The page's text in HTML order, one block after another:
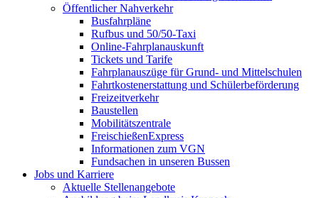
Öffentlicher Nahverkehr
Busfahrpläne
Rufbus und 50/50-Taxi
Online-Fahrplanauskunft
Tickets und Tarife
Fahrplanauszüge für Grund- und Mittelschulen
Fahrtkostenerstattung und Schülerbeförderung
Freizeitverkehr
Baustellen
Mobilitätszentrale
FreischießenExpress
Informationen zum VGN
Fundsachen in unseren Bussen
Jobs und Karriere
Aktuelle Stellenangebote